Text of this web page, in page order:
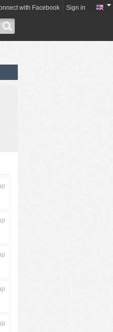
with Facebook Sign in